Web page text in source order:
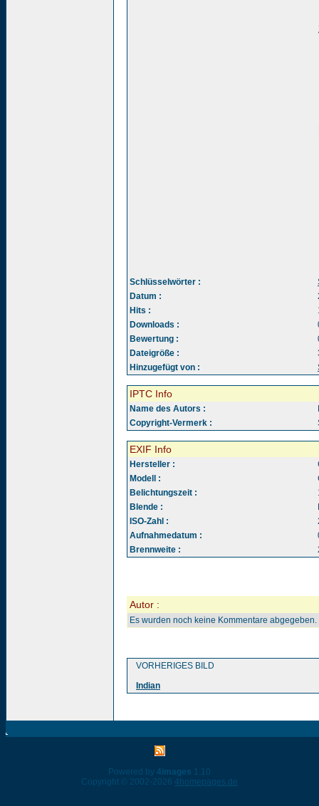
Schlüsselwörter :
Datum :
Hits :
Downloads :
Bewertung :
Dateigröße :
Hinzugefügt von :
IPTC Info
Name des Autors :
Copyright-Vermerk :
EXIF Info
Hersteller :
Modell :
Belichtungszeit :
Blende :
ISO-Zahl :
Aufnahmedatum :
Brennweite :
Autor :
Es wurden noch keine Kommentare abgegeben.
VORHERIGES BILD
Indian
Powered by 4images 1.10
Copyright © 2002-2026 4homepages.de